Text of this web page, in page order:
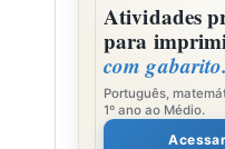
Atividades
para
com gabarito.
Português,
1º ano ao Médio.